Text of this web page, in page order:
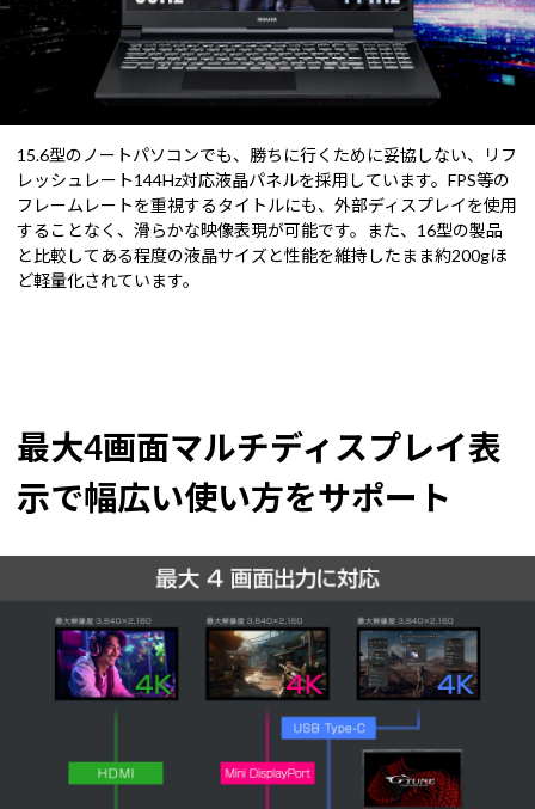
15.6型のノートパソコンでも、勝ちに行くために妥協しない、リフ
レッシュレート144Hz対応液晶パネルを採用しています。FPS等の
フレームレートを重視するタイトルにも、外部ディスプレイを使用
することなく、滑らかな映像表現が可能です。また、16型の製品
と比較してある程度の液晶サイズと性能を維持したまま約200gほ
ど軽量化されています。
最大4画面マルチディスプレイ表
示で幅広い使い方をサポート